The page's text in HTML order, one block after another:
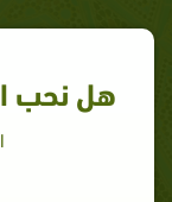
هل نحب